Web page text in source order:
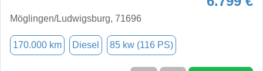
Möglingen/Ludwigsburg, 71696
170.000 km Diesel 85 kw (116 PS)